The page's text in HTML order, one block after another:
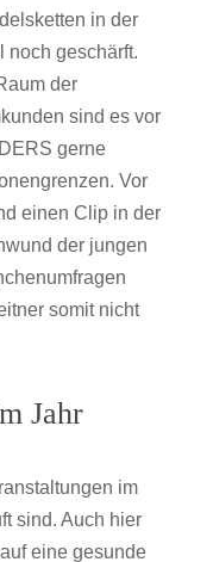
in der
noch geschärft.
der
sind es vor
gerne
Vor
einen Clip in der
der jungen
somit nicht
Jahr
im
sind. Auch hier
eine gesunde